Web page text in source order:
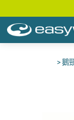
鵝